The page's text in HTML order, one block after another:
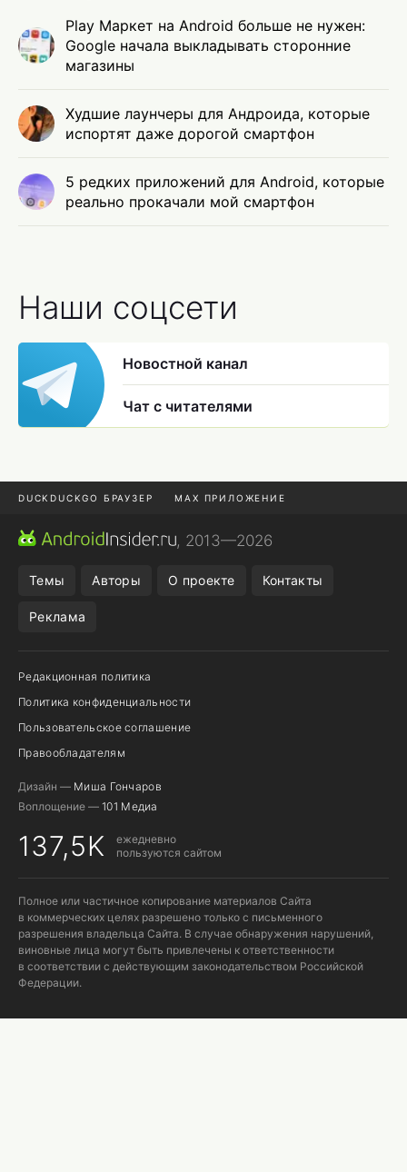
Play Маркет на Android больше не нужен:
Google начала выкладывать сторонние
магазины
Худшие лаунчеры для Андроида, которые
испортят даже дорогой смартфон
5 редких приложений для Android, которые
реально прокачали мой смартфон
Наши соцсети
Новостной канал
Чат с читателями
DUCKDUCKGO БРАУЗЕР MAX ПРИЛОЖЕНИЕ
ПРИЛОЖЕНИЯ ANDROID
, 2013—2026
Темы Авторы О проекте Контакты
Реклама
Редакционная политика
Политика конфиденциальности
Пользовательское соглашение
Правообладателям
Дизайн — Миша Гончаров
Воплощение — 101 Медиа
137,5K
ежедневно
пользуются сайтом
Полное или частичное копирование материалов Сайта
в коммерческих целях разрешено только с письменного
разрешения владельца Сайта. В случае обнаружения нарушений,
виновные лица могут быть привлечены к ответственности
в соответствии с действующим законодательством Российской
Федерации.